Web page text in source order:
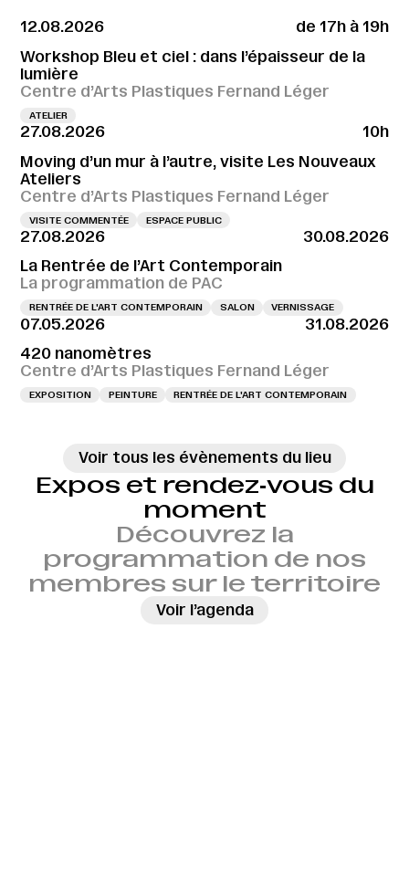
12.08.2026
de 17h à 19h
Workshop Bleu et ciel : dans l’épaisseur de la
lumière
Centre d’Arts Plastiques Fernand Léger
ATELIER
27.08.2026
10h
Moving d’un mur à l’autre, visite Les Nouveaux
Ateliers
Centre d’Arts Plastiques Fernand Léger
VISITE COMMENTÉE ESPACE PUBLIC
27.08.2026
30.08.2026
La Rentrée de l’Art Contemporain
La programmation de PAC
RENTRÉE DE L'ART CONTEMPORAIN SALON VERNISSAGE
07.05.2026
31.08.2026
420 nanomètres
Centre d’Arts Plastiques Fernand Léger
EXPOSITION PEINTURE RENTRÉE DE L'ART CONTEMPORAIN
Voir tous les évènements du lieu
Expos et rendez‑vous du
moment
Découvrez la
programmation de nos
membres sur le territoire
Voir l’agenda